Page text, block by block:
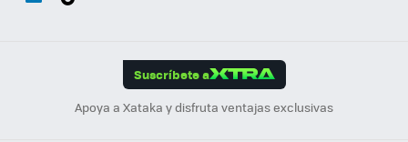
Suscríbete a
Apoya a Xataka y disfruta ventajas exclusivas